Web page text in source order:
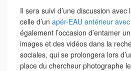
Il sera suivi d’une discussion
celle d’un apér-EAU antérieur
également l’occasion d’entamer
images et des vidéos dans la
sociales, qui se prolongera lors
place du chercheur photographe